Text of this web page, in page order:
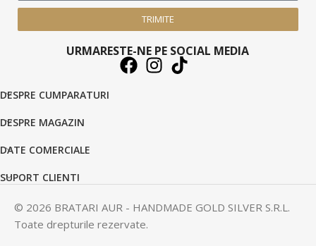
TRIMITE
URMARESTE-NE PE SOCIAL MEDIA
DESPRE CUMPARATURI
DESPRE MAGAZIN
DATE COMERCIALE
SUPORT CLIENTI
© 2026 BRATARI AUR - HANDMADE GOLD SILVER S.R.L.
Toate drepturile rezervate.